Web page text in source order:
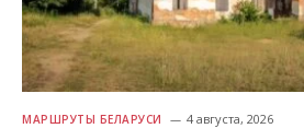
МАРШРУТЫ БЕЛАРУСИ 4 августа, 2026